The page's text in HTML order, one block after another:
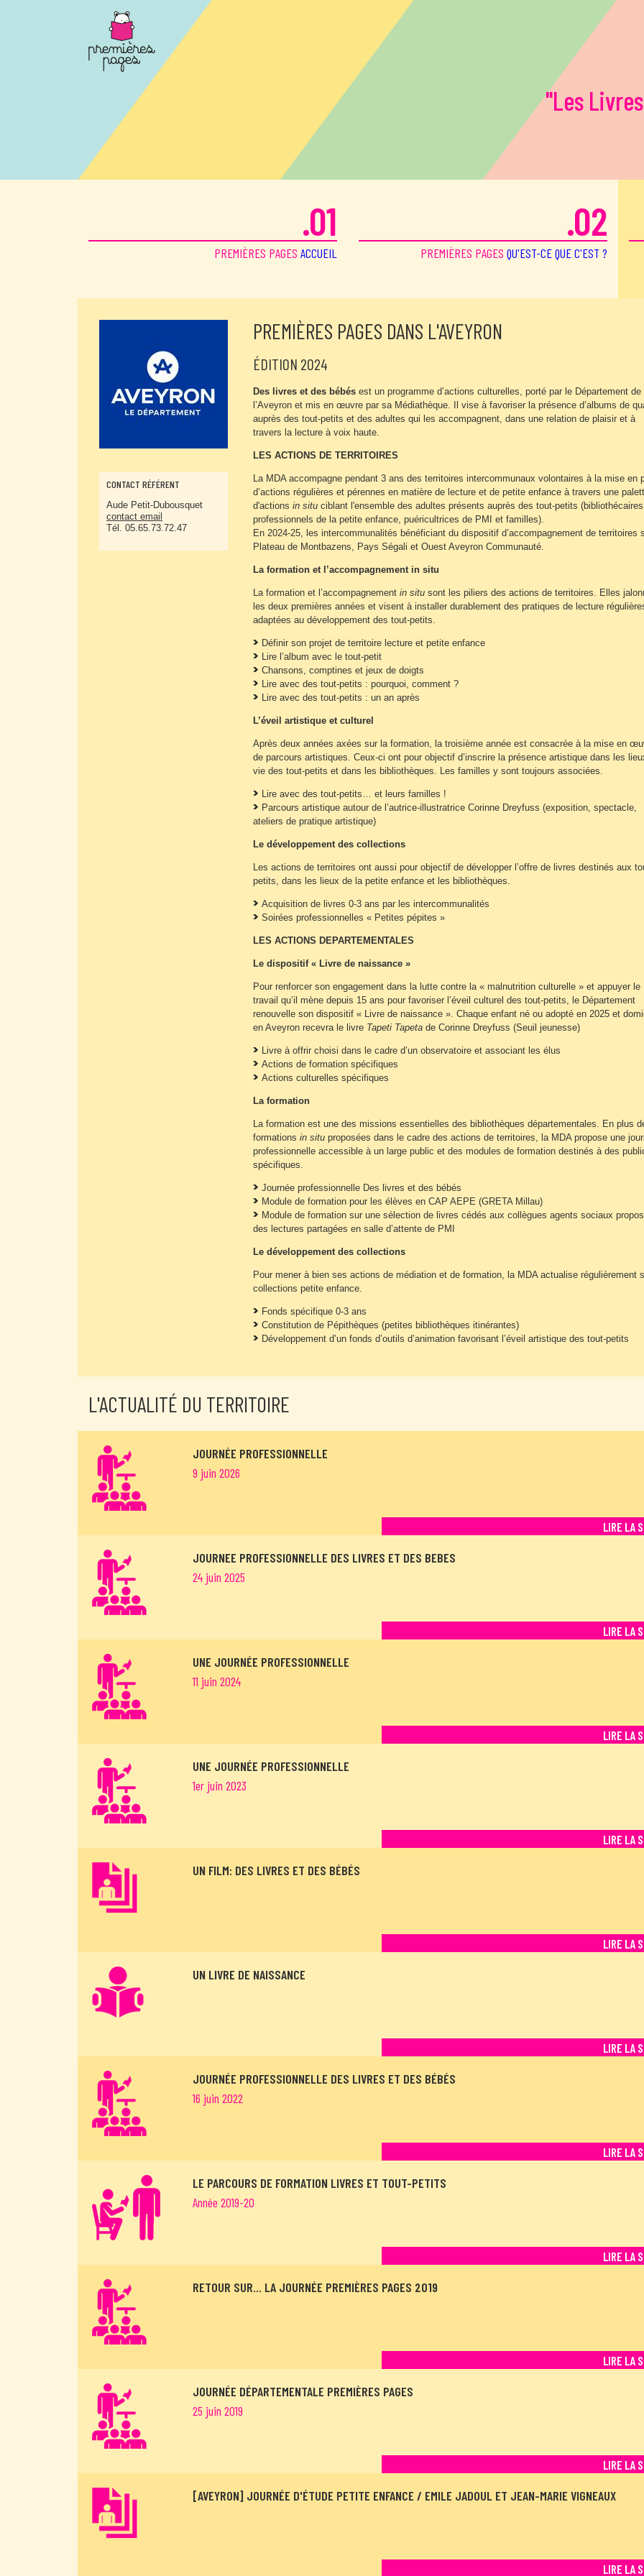
"Les
.01
PREMIÈRES PAGES ACCUEIL
.02
PREMIÈRES PAGES QU'EST-CE QUE C'EST ?
CONTACT RÉFÉRENT
Aude Petit-Dubousquet
contact email
Tél. 05.65.73.72.47
PREMIÈRES PAGES DANS L'AVEYRON
ÉDITION 2024
Des livres et des bébés est un programme d’actions culturelles, porté par le Département de
l’Aveyron et mis en œuvre par sa Médiathèque. Il vise à favoriser la présence d’albums de
auprès des tout-petits et des adultes qui les accompagnent, dans une relation de plaisir et à
travers la lecture à voix haute.
LES ACTIONS DE TERRITOIRES
La MDA accompagne pendant 3 ans des territoires intercommunaux volontaires à la mise en
d’actions régulières et pérennes en matière de lecture et de petite enfance à travers une
d'actions in situ ciblant l'ensemble des adultes présents auprès des tout-petits
professionnels de la petite enfance, puéricultrices de PMI et familles).
En 2024-25, les intercommunalités bénéficiant du dispositif d’accompagnement de territoires
Plateau de Montbazens, Pays Ségali et Ouest Aveyron Communauté.
La formation et l’accompagnement in situ
La formation et l’accompagnement in situ sont les piliers des actions de territoires. Elles
les deux premières années et visent à installer durablement des pratiques de lecture
adaptées au développement des tout-petits.
Définir son projet de territoire lecture et petite enfance
Lire l’album avec le tout-petit
Chansons, comptines et jeux de doigts
Lire avec des tout-petits : pourquoi, comment ?
Lire avec des tout-petits : un an après
L’éveil artistique et culturel
Après deux années axées sur la formation, la troisième année est consacrée à la mise en
de parcours artistiques. Ceux-ci ont pour objectif d’inscrire la présence artistique dans les
vie des tout-petits et dans les bibliothèques. Les familles y sont toujours associées.
Lire avec des tout-petits… et leurs familles !
Parcours artistique autour de l’autrice-illustratrice Corinne Dreyfuss (exposition, spectacle,
ateliers de pratique artistique)
Le développement des collections
Les actions de territoires ont aussi pour objectif de développer l’offre de livres destinés aux
petits, dans les lieux de la petite enfance et les bibliothèques.
Acquisition de livres 0-3 ans par les intercommunalités
Soirées professionnelles « Petites pépites »
LES ACTIONS DEPARTEMENTALES
Le dispositif « Livre de naissance »
Pour renforcer son engagement dans la lutte contre la « malnutrition culturelle » et appuyer le
travail qu’il mène depuis 15 ans pour favoriser l’éveil culturel des tout-petits, le Département
renouvelle son dispositif « Livre de naissance ». Chaque enfant né ou adopté en 2025 et
en Aveyron recevra le livre Tapeti Tapeta de Corinne Dreyfuss (Seuil jeunesse)
Livre à offrir choisi dans le cadre d’un observatoire et associant les élus
Actions de formation spécifiques
Actions culturelles spécifiques
La formation
La formation est une des missions essentielles des bibliothèques départementales. En plus
formations in situ proposées dans le cadre des actions de territoires, la MDA propose une
professionnelle accessible à un large public et des modules de formation destinés à des
spécifiques.
Journée professionnelle Des livres et des bébés
Module de formation pour les élèves en CAP AEPE (GRETA Millau)
Module de formation sur une sélection de livres cédés aux collègues agents sociaux
des lectures partagées en salle d’attente de PMI
Le développement des collections
Pour mener à bien ses actions de médiation et de formation, la MDA actualise régulièrement
collections petite enfance.
Fonds spécifique 0-3 ans
Constitution de Pépithèques (petites bibliothèques itinérantes)
Développement d’un fonds d’outils d’animation favorisant l’éveil artistique des tout-petits
L'ACTUALITÉ DU TERRITOIRE
JOURNÉE PROFESSIONNELLE
9 juin 2026
LIRE LA
JOURNEE PROFESSIONNELLE DES LIVRES ET DES BEBES
24 juin 2025
LIRE LA
UNE JOURNÉE PROFESSIONNELLE
11 juin 2024
LIRE LA
UNE JOURNÉE PROFESSIONNELLE
1er juin 2023
LIRE LA
UN FILM: DES LIVRES ET DES BÉBÉS
LIRE LA
UN LIVRE DE NAISSANCE
LIRE LA
JOURNÉE PROFESSIONNELLE DES LIVRES ET DES BÉBÉS
16 juin 2022
LIRE LA
LE PARCOURS DE FORMATION LIVRES ET TOUT-PETITS
Année 2019-20
LIRE LA
RETOUR SUR… LA JOURNÉE PREMIÈRES PAGES 2019
LIRE LA
JOURNÉE DÉPARTEMENTALE PREMIÈRES PAGES
25 juin 2019
LIRE LA
[AVEYRON] JOURNÉE D'ÉTUDE PETITE ENFANCE / EMILE JADOUL ET JEAN-MARIE VIGNEAUX
LIRE LA